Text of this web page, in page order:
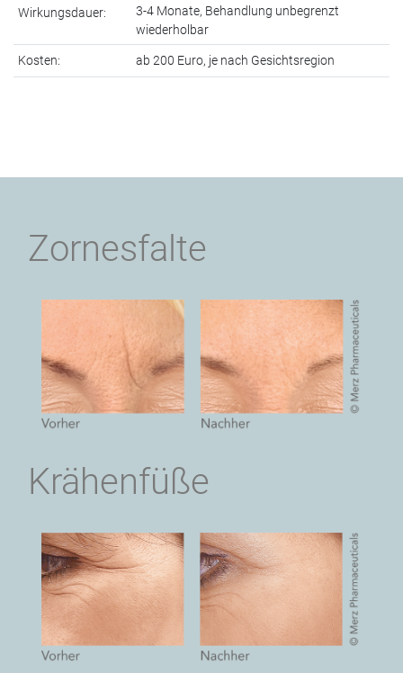
Wirkungsdauer:
3-4 Monate, Behandlung unbegrenzt
wiederholbar
Kosten:
ab 200 Euro, je nach Gesichtsregion
Zornesfalte
Krähenfüße